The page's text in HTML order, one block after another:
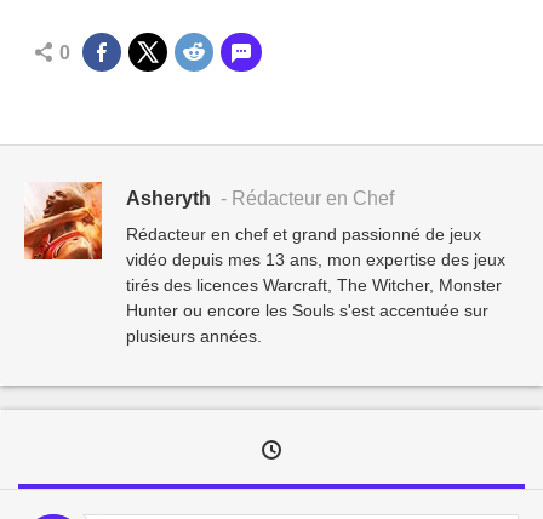
0
Asheryth - Rédacteur en Chef
Rédacteur en chef et grand passionné de jeux
vidéo depuis mes 13 ans, mon expertise des jeux
tirés des licences Warcraft, The Witcher, Monster
Hunter ou encore les Souls s'est accentuée sur
plusieurs années.